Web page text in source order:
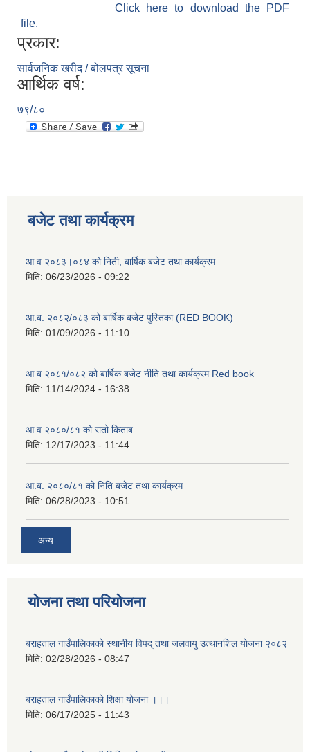
Click here to download the PDF
file.
प्रकार:
सार्वजनिक खरीद / बोलपत्र सूचना
आर्थिक वर्ष:
७९/८०
बजेट तथा कार्यक्रम
आ व २०८३।०८४ को निती, बार्षिक बजेट तथा कार्यक्रम
मिति: 06/23/2026 - 09:22
आ.ब. २०८२/०८३ को बार्षिक बजेट पुस्तिका (RED BOOK)
मिति: 01/09/2026 - 11:10
आ ब २०८१/०८२ को बार्षिक बजेट नीति तथा कार्यक्रम Red book
मिति: 11/14/2024 - 16:38
आ व २०८०/८१ को रातो किताब
मिति: 12/17/2023 - 11:44
आ.ब. २०८०/८१ को निति बजेट तथा कार्यक्रम
मिति: 06/28/2023 - 10:51
अन्य
योजना तथा परियोजना
बराहताल गाउँपालिकाकाे स्थानीय विपद् तथा जलवायु उत्थानशिल याेजना २०८२
मिति: 02/28/2026 - 08:47
बराहताल गाउँपालिकाको शिक्षा योजना ।।।
मिति: 06/17/2025 - 11:43